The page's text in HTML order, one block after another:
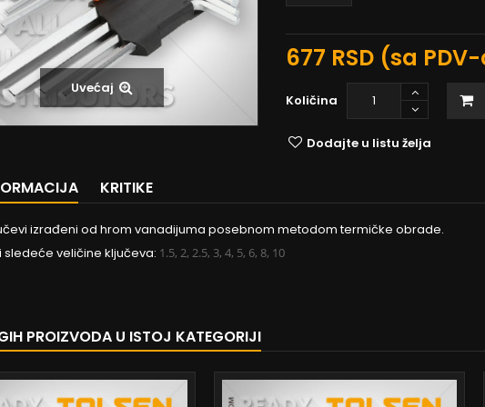
Uvećaj
677 RSD (sa
Količina
Dodajte u listu želja
KRITIKE
izrađeni od hrom vanadijuma posebnom metodom termičke obrade.
sledeće veličine ključeva: 1.5, 2, 2.5, 3, 4, 5, 6, 8, 10
PROIZVODA U ISTOJ KATEGORIJI